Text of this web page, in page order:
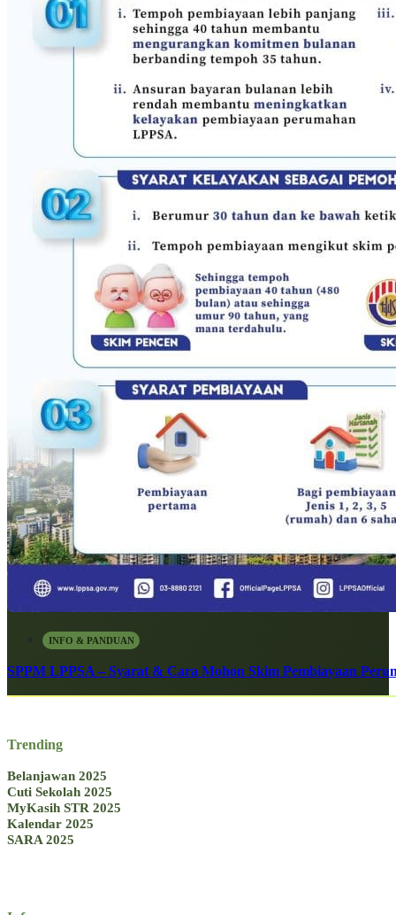
INFO & PANDUAN
SPPM LPPSA – Syarat & Cara Mohon Skim Pembiayaan
Trending
Belanjawan 2025
Cuti Sekolah 2025
MyKasih STR 2025
Kalendar 2025
SARA 2025